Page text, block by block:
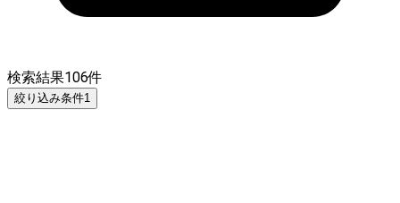
検索結果106件
絞り込み条件1